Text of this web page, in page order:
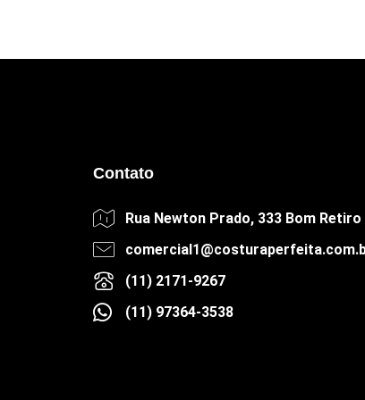
Contato
Rua Newton Prado, 333 Bom
(11) 2171-9267
(11) 97364-3538